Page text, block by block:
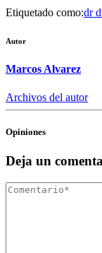
Etiquetado como:dr
Autor
Marcos Alvarez
Archivos del autor
Opiniones
Deja un